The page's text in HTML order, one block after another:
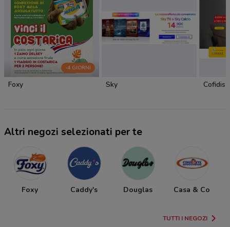
-4 GIORNI
Foxy Sky Cofidis
Altri negozi selezionati per te
Foxy Caddy's Douglas Casa & Co
TUTTI I NEGOZI